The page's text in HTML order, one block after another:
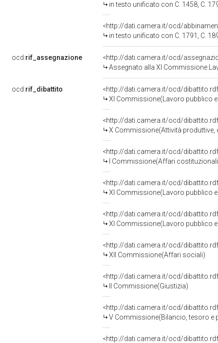
in testo unificato con C. 1458, C.
<http://dati.camera.it/ocd/
in testo unificato con C. 1791, C.
ocd:rif_assegnazione
<http://dati.camera.it/ocd/
Assegnato alla XI Commissione
ocd:rif_dibattito
<http://dati.camera.it/ocd/
XI Commissione(Lavoro pubblico
<http://dati.camera.it/ocd/
X Commissione(Attività
<http://dati.camera.it/ocd/
I Commissione(Affari
<http://dati.camera.it/ocd/
XI Commissione(Lavoro pubblico
<http://dati.camera.it/ocd/
XI Commissione(Lavoro pubblico
<http://dati.camera.it/ocd/
XII Commissione(Affari sociali)
<http://dati.camera.it/ocd/
II Commissione(Giustizia)
<http://dati.camera.it/ocd/
V Commissione(Bilancio, tesoro e
<http://dati.camera.it/ocd/